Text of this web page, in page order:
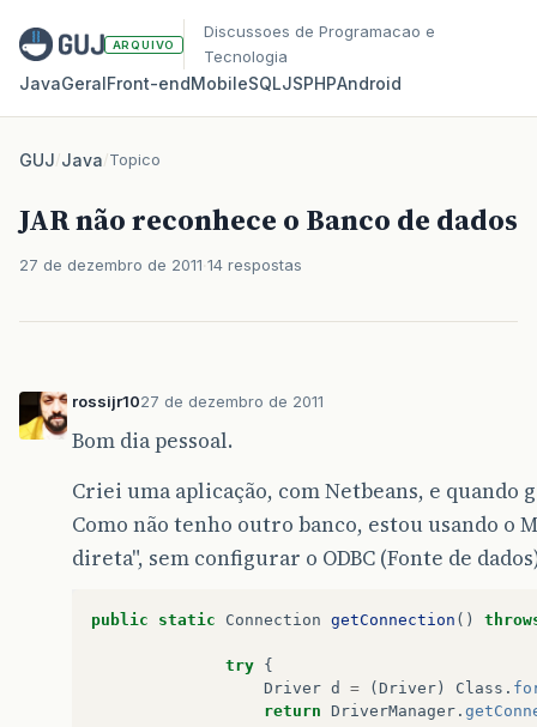
ARQUIVO
Discussoes de Programacao e
Tecnologia
JavaGeralFront‑endMobileSQLJSPHPAndroid
GUJ/Java/Topico
JAR não reconhece o Banco de dados
27 de dezembro de 2011 14 respostas
rossijr1027 de dezembro de 2011
Bom dia pessoal.
Criei uma aplicação, com Netbeans, e quando
Como não tenho outro banco, estou usando o
direta", sem configurar o ODBC (Fonte de
public static Connection getConnection ()
try {
Driver d = ( Driver ) Class .
return DriverManager .